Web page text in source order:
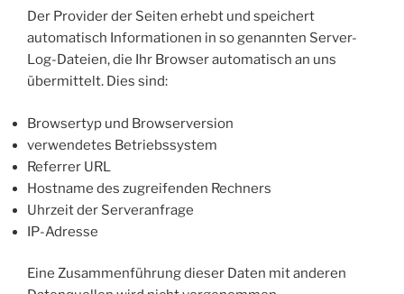
Der Provider der Seiten erhebt und speichert
automatisch Informationen in so genannten Server-
Log-Dateien, die Ihr Browser automatisch an uns
übermittelt. Dies sind:
Browsertyp und Browserversion
verwendetes Betriebssystem
Referrer URL
Hostname des zugreifenden Rechners
Uhrzeit der Serveranfrage
IP-Adresse
Eine Zusammenführung dieser Daten mit anderen